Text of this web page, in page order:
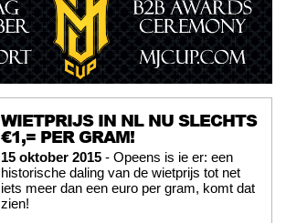
WIETPRIJS IN NL NU SLECHTS
€1,= PER GRAM!
15 oktober 2015 - Opeens is ie er: een
historische daling van de wietprijs tot net
iets meer dan een euro per gram, komt dat
zien!